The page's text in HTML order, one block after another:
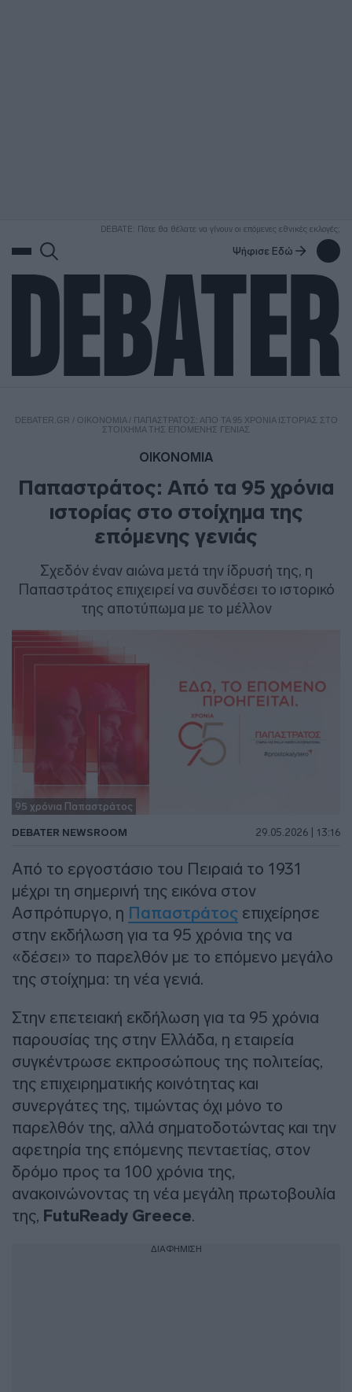
DEBATE: Πότε θα θέλατε να γίνουν οι επόμενες εθνικές εκλογές;
Ψήφισε Εδώ
DEBATER.GR / ΟΙΚΟΝΟΜΙΑ/ ΠΑΠΑΣΤΡΆΤΟΣ: ΑΠΌ ΤΑ 95 ΧΡΌΝΙΑ ΙΣΤΟΡΊΑΣ ΣΤΟ
ΣΤΟΊΧΗΜΑ ΤΗΣ ΕΠΌΜΕΝΗΣ ΓΕΝΙΆΣ
ΟΙΚΟΝΟΜΙΑ
Παπαστράτος: Από τα 95 χρόνια
ιστορίας στο στοίχημα της
επόμενης γενιάς
Σχεδόν έναν αιώνα μετά την ίδρυσή της, η
Παπαστράτος επιχειρεί να συνδέσει το ιστορικό
της αποτύπωμα με το μέλλον
95 χρόνια Παπαστράτος
DEBATER NEWSROOM 29.05.2026 | 13:16
Από το εργοστάσιο του Πειραιά το 1931
μέχρι τη σημερινή της εικόνα στον
Ασπρόπυργο, η Παπαστράτος επιχείρησε
στην εκδήλωση για τα 95 χρόνια της να
«δέσει» το παρελθόν με το επόμενο μεγάλο
της στοίχημα: τη νέα γενιά.
Στην επετειακή εκδήλωση για τα 95 χρόνια
παρουσίας της στην Ελλάδα, η εταιρεία
συγκέντρωσε εκπροσώπους της πολιτείας,
της επιχειρηματικής κοινότητας και
συνεργάτες της, τιμώντας όχι μόνο το
παρελθόν της, αλλά σηματοδοτώντας και την
αφετηρία της επόμενης πενταετίας, στον
δρόμο προς τα 100 χρόνια της,
ανακοινώνοντας τη νέα μεγάλη πρωτοβουλία
της, FutuReady Greece.
ΔΙΑΦΗΜΙΣΗ